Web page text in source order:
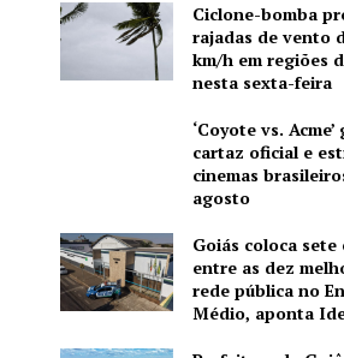
Ciclone-bomba
rajadas de vento
km/h em regiões
nesta sexta-feira
‘Coyote vs.
cartaz oficial e
cinemas
agosto
Goiás coloca sete
entre as dez
rede pública no
Médio, aponta